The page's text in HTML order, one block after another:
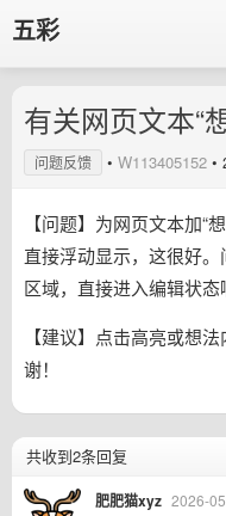
五彩
有关网页文本“
问题反馈 • W113405152 •
【问题】为网页文本加“
直接浮动显示，这很好
区域，直接进入编辑状态
【建议】点击高亮或想
谢！
共收到2条回复
肥肥猫xyz 2026-